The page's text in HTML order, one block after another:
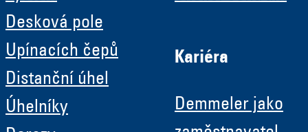
Desková pole
Upínacích čepů
Distanční úhel
Úhelníky
Kariéra
Demmeler jako